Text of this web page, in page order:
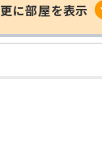
更に部屋を表示